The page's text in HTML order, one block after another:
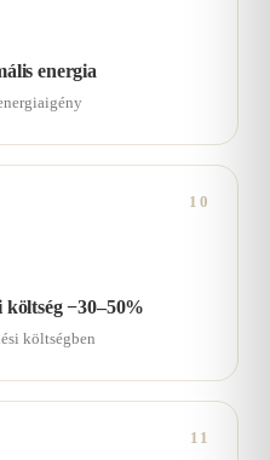
energia
10
költség −30–50%
költségben
11